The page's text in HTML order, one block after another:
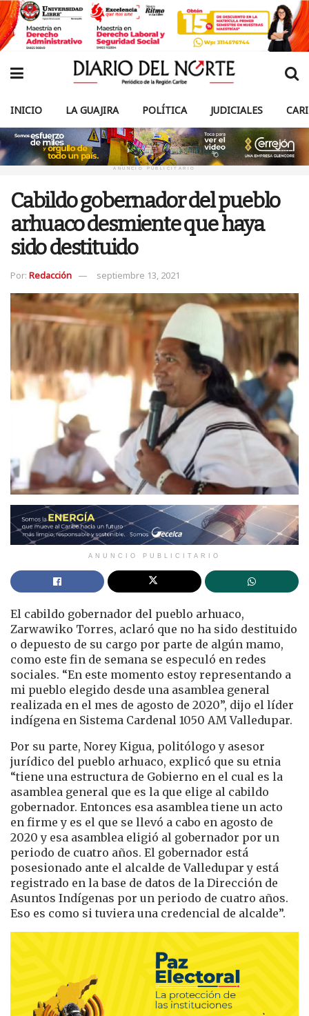
INICIO LA GUAJIRA POLÍTICA JUDICIALES
ANUNCIO PUBLICITARIO
Cabildo gobernador del pueblo
arhuaco desmiente que haya
sido destituido
Por: Redacción septiembre 13, 2021
ANUNCIO PUBLICITARIO
El cabildo gobernador del pueblo arhuaco,
Zarwawiko Torres, aclaró que no ha sido destituido
o depuesto de su cargo por parte de algún mamo,
como este fin de semana se especuló en redes
sociales. “En este momento estoy representando a
mi pueblo elegido desde una asamblea general
realizada en el mes de agosto de 2020”, dijo el líder
indígena en Sistema Cardenal 1050 AM Valledupar.
Por su parte, Norey Kigua, politólogo y asesor
jurídico del pueblo arhuaco, explicó que su etnia
“tiene una estructura de Gobierno en el cual es la
asamblea general que es la que elige al cabildo
gobernador. Entonces esa asamblea tiene un acto
en firme y es el que se llevó a cabo en agosto de
2020 y esa asamblea eligió al gobernador por un
periodo de cuatro años. El gobernador está
posesionado ante el alcalde de Valledupar y está
registrado en la base de datos de la Dirección de
Asuntos Indígenas por un periodo de cuatro años.
Eso es como si tuviera una credencial de alcalde”.